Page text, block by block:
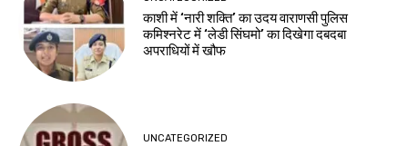
काशी में ‘नारी शक्ति’ का उदय वाराणसी पुलिस
कमिश्नरेट में ‘लेडी सिंघमो’ का दिखेगा दबदबा
अपराधियों में खौफ
UNCATEGORIZED